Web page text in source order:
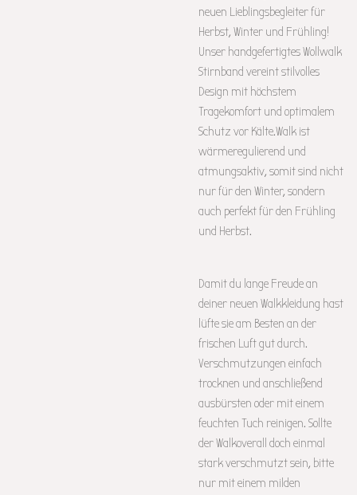
neuen Lieblingsbegleiter für
Herbst, Winter und Frühling!
Unser handgefertigtes Wollwalk
Stirnband vereint stilvolles
Design mit höchstem
Tragekomfort und optimalem
Schutz vor Kälte.Walk ist
wärmeregulierend und
atmungsaktiv, somit sind nicht
nur für den Winter, sondern
auch perfekt für den Frühling
und Herbst.
Damit du lange Freude an
deiner neuen Walkkleidung hast
lüfte sie am Besten an der
frischen Luft gut durch.
Verschmutzungen einfach
trocknen und anschließend
ausbürsten oder mit einem
feuchten Tuch reinigen. Sollte
der Walkoverall doch einmal
stark verschmutzt sein, bitte
nur mit einem milden